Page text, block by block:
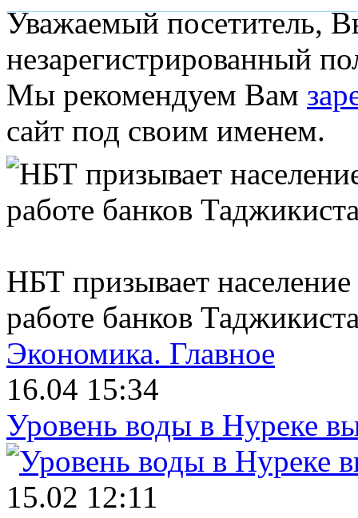
Уважаемый посетитель,
незарегистрированный
Мы рекомендуем Вам
сайт под своим именем.
НБТ призывает
работе банков
Экономика. Главное
16.04 15:34
Уровень воды в Нуреке
15.02 12:11